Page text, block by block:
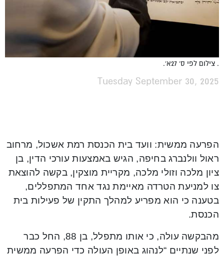
. צילום לפי ס' 27א'.
Tuesday September 30, 2025
הפרעה ממשית: וועד בית הכנסת רמת אשכול, מרחוב
ראול וולנברג בחיפה, הגיש באמצעות עורכי הדין, בן
ציון מלכה וזולי מלכה, מקריית מוצקין, בקשה להוצאת
צו למניעת הטרדה מאיימת נגד אחד המתפללים,
בטענה כי הוא מפריע למהלך התקין של פעילות בית
הכנסת.
מהבקשה עולה, כי אותו מתפלל, בן 88, החל כבר
לפני שנתיים “לנהוג באופן העולה כדי הפרעה ממשית